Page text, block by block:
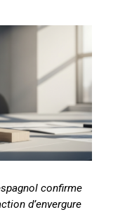
confirme
d’envergure